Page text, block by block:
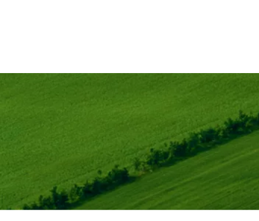
lutter efficacement contre les